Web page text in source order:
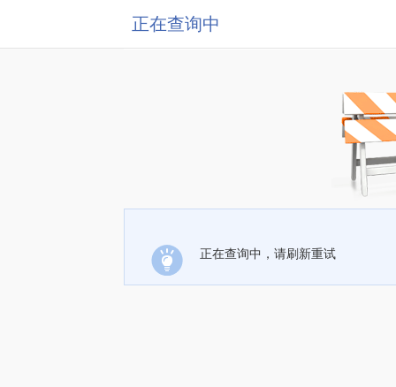
正在查询中
正在查询中，请刷新重试